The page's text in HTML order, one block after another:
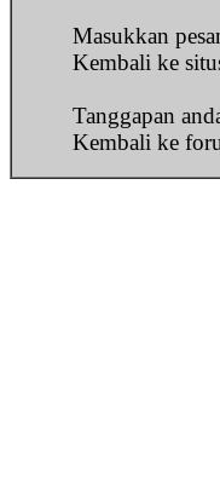
Masukkan
Kembali ke
Tanggapan
Kembali ke